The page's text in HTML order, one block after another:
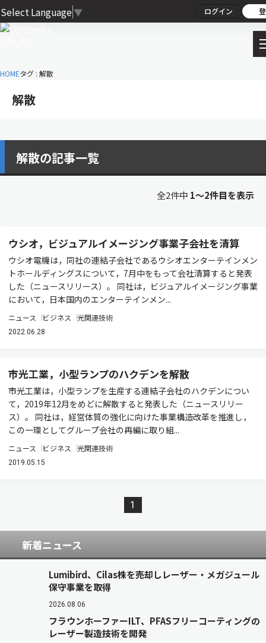
Select Language ▼ ログイン
HOMEタグ : 解散
解散
解散の記事一覧
全2件中 1〜2件目を表示
ウシオ，ビジュアルイメージング事業子会社を清算
ウシオ電機は，同社の連結子会社であるウシオエンターテインメン
トホールディングスについて，7月中をもって会社清算すると発表
した（ニュースリリース）。 同社は，ビジュアルイメージング事業
において，日本国内のエンターテインメン...
ニュース ビジネス 光関連技術
2022.06.28
市光工業，小型ランプのハクデンを解散
市光工業は，小型ランプを生産する連結子会社のハクデンについ
て，2019年12月をめどに解散すると発表した（ニュースリリー
ス）。 同社は，経営体質の強化に向けた事業構造改革を推進し，
この一環としてグループ会社の再編に取り組...
ニュース ビジネス 光関連技術
2019.05.15
1
新着ニュース
Lumibird、Cilas株を売却しレーザー・メガジュール
保守事業を取得
2026.08.06
フラウンホーファーILT、PFASフリーコーティングの
レーザー製造技術を開発